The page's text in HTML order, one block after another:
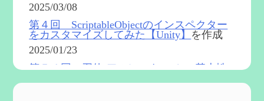
2025/03/08
第４回 ScriptableObjectのインスペクター
をカスタマイズしてみた【Unity】 を作成
2025/01/23
第５４回 召使(アルレッキーノ)の基本性